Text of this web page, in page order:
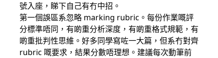
號入座，睇下自己有冇中招。
第一個誤區系忽略 marking rubric。每份作業嘅評
分標準唔同，有啲重分析深度，有啲重格式規範，有
啲重批判性思維。好多同學寫咗一大篇，但系冇對齊
rubric 嘅要求，結果分數唔理想。建議每次動筆前